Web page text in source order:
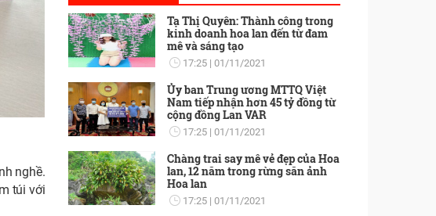
nghề.
túi với
Tạ Thị Quyên: Thành công trong
kinh doanh hoa lan đến từ đam
mê và sáng tạo
17:25 01/11/2021
Ủy ban Trung ương MTTQ Việt
Nam tiếp nhận hơn 45 tỷ đồng từ
cộng đồng Lan VAR
17:25 01/11/2021
Chàng trai say mê vẻ đẹp của Hoa
lan, 12 năm trong rừng săn ảnh
Hoa lan
17:25 01/11/2021